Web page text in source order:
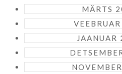
MÄRTS
JAANUAR